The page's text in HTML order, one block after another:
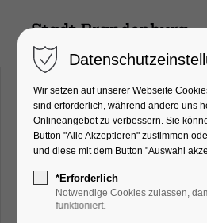
Kunsteisbahn
Highlight, Markt, Party,
Winterzauber
Wir setzen auf unserer Webseite
sind erforderlich, während andere uns
Onlineangebot zu verbessern. Sie
Button "Alle Akzeptieren" zustimmen
und diese mit dem Button "Auswahl
*Erforderlich
Notwendige Cookies zulassen,
funktioniert.